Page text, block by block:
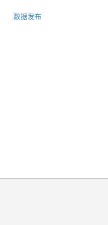
数据发布